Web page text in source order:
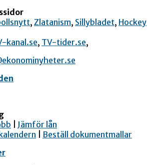
, Zlatanism, Sillybladet, Hockey
kanal.se, TV-tider.se,
Jämför lån
Beställ dokumentmallar